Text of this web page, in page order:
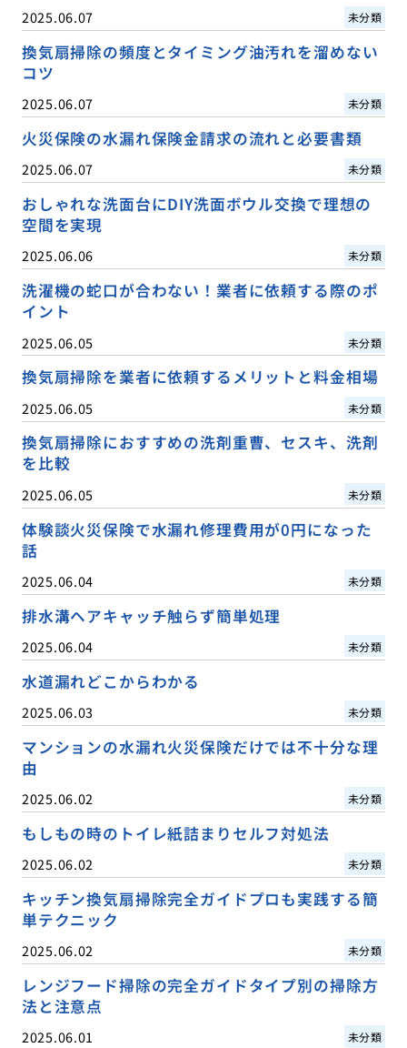
2025.06.07 未分類
換気扇掃除の頻度とタイミング油汚れを溜めない
コツ
2025.06.07 未分類
火災保険の水漏れ保険金請求の流れと必要書類
2025.06.07 未分類
おしゃれな洗面台にDIY洗面ボウル交換で理想の
空間を実現
2025.06.06 未分類
洗濯機の蛇口が合わない！業者に依頼する際のポ
イント
2025.06.05 未分類
換気扇掃除を業者に依頼するメリットと料金相場
2025.06.05 未分類
換気扇掃除におすすめの洗剤重曹、セスキ、洗剤
を比較
2025.06.05 未分類
体験談火災保険で水漏れ修理費用が0円になった
話
2025.06.04 未分類
排水溝ヘアキャッチ触らず簡単処理
2025.06.04 未分類
水道漏れどこからわかる
2025.06.03 未分類
マンションの水漏れ火災保険だけでは不十分な理
由
2025.06.02 未分類
もしもの時のトイレ紙詰まりセルフ対処法
2025.06.02 未分類
キッチン換気扇掃除完全ガイドプロも実践する簡
単テクニック
2025.06.02 未分類
レンジフード掃除の完全ガイドタイプ別の掃除方
法と注意点
2025.06.01 未分類